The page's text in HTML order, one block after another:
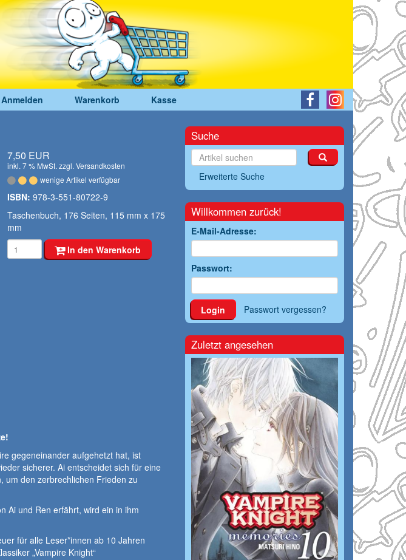
Anmelden Warenkorb Kasse
7,50 EUR
inkl. 7 % MwSt. zzgl. Versandkosten
wenige Artikel verfügbar
ISBN: 978-3-551-80722-9
Taschenbuch, 176 Seiten, 115 mm x 175
mm
In den Warenkorb
gegeneinander aufgehetzt hat, ist
sicherer. Ai entscheidet sich für eine
um den zerbrechlichen Frieden zu
Ai und Ren erfährt, wird ein in ihm
für alle Leser*innen ab 10 Jahren
„Vampire Knight“
Suche
Erweiterte Suche
Willkommen zurück!
E-Mail-Adresse:
Passwort:
Login Passwort vergessen?
Zuletzt angesehen